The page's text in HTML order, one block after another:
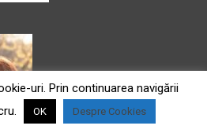
uri. Prin continuarea navigării
OK Despre Cookies